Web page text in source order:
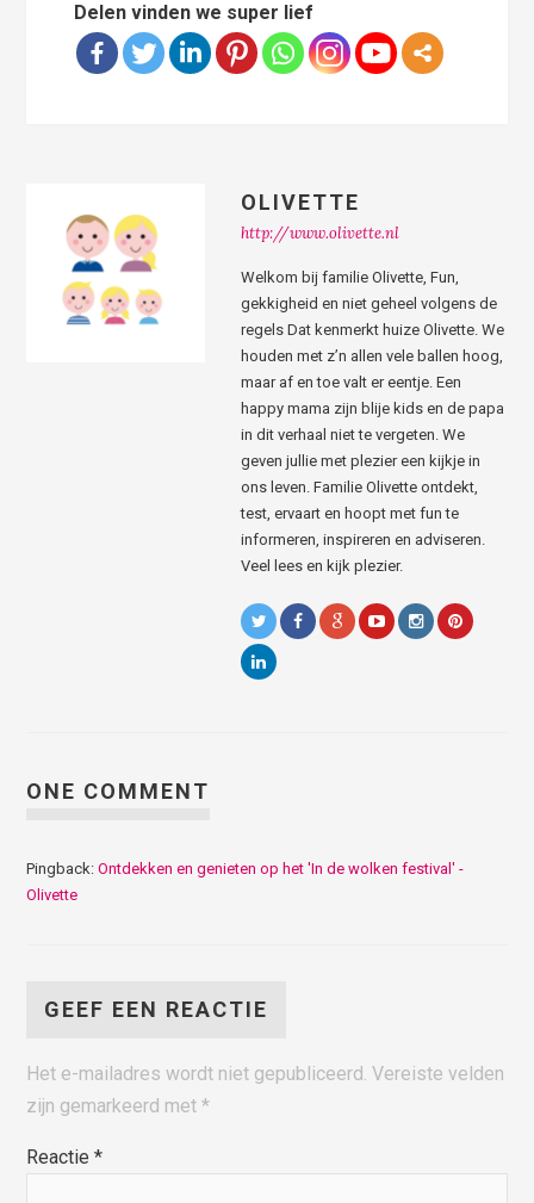
Delen vinden we super lief
OLIVETTE
http://www.olivette.nl
Welkom bij familie Olivette, Fun,
gekkigheid en niet geheel volgens de
regels Dat kenmerkt huize Olivette. We
houden met z’n allen vele ballen hoog,
maar af en toe valt er eentje. Een
happy mama zijn blije kids en de papa
in dit verhaal niet te vergeten. We
geven jullie met plezier een kijkje in
ons leven. Familie Olivette ontdekt,
test, ervaart en hoopt met fun te
informeren, inspireren en adviseren.
Veel lees en kijk plezier.
ONE COMMENT
Pingback:Ontdekken en genieten op het 'In de wolken festival' -
Olivette
GEEF EEN REACTIE
Het e-mailadres wordt niet gepubliceerd. Vereiste velden
zijn gemarkeerd met*
Reactie*